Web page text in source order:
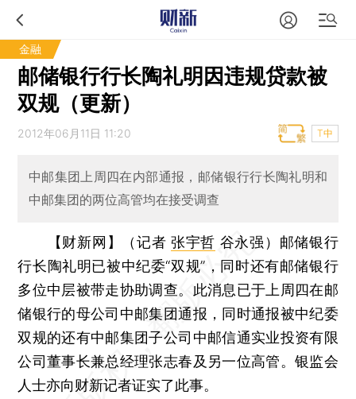
金融
邮储银行行长陶礼明因违规贷款被
双规（更新）
2012年06月11日 11:20 T中
中邮集团上周四在内部通报，邮储银行行长陶礼明和
中邮集团的两位高管均在接受调查
【财新网】（记者张宇哲 谷永强） 邮储银行
行长陶礼明已被中纪委“双规”，同时还有邮储银行
多位中层被带走协助调查。此消息已于上周四在邮
储银行的母公司中邮集团通报，同时通报被中纪委
双规的还有中邮集团子公司中邮信通实业投资有限
公司董事长兼总经理张志春及另一位高管。银监会
人士亦向财新记者证实了此事。